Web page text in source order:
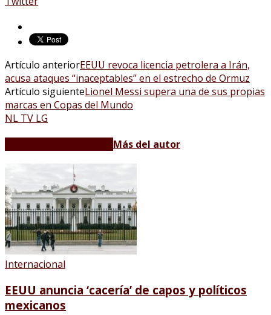
Artículo anteriorEEUU revoca licencia petrolera a Irán,
acusa ataques “inaceptables” en el estrecho de Ormuz
Artículo siguienteLionel Messi supera una de sus propias
marcas en Copas del Mundo
NL TV LG
Más del autor
Internacional
EEUU anuncia ‘cacería’ de capos y políticos
mexicanos